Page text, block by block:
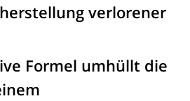
verlorener
Formel umhüllt die